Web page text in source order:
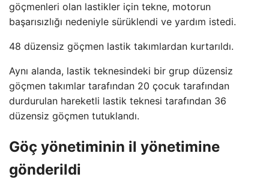
göçmenleri olan lastikler için tekne, motorun
başarısızlığı nedeniyle sürüklendi ve yardım istedi.
48 düzensiz göçmen lastik takımlardan kurtarıldı.
Aynı alanda, lastik teknesindeki bir grup düzensiz
göçmen takımlar tarafından 20 çocuk tarafından
durdurulan hareketli lastik teknesi tarafından 36
düzensiz göçmen tutuklandı.
Göç yönetiminin il yönetimine
gönderildi